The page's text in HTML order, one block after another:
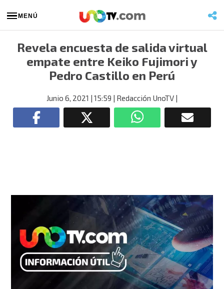
MENÚ
Revela encuesta de salida virtual
empate entre Keiko Fujimori y
Pedro Castillo en Perú
Junio 6, 2021 | 15:59 | Redacción UnoTV |